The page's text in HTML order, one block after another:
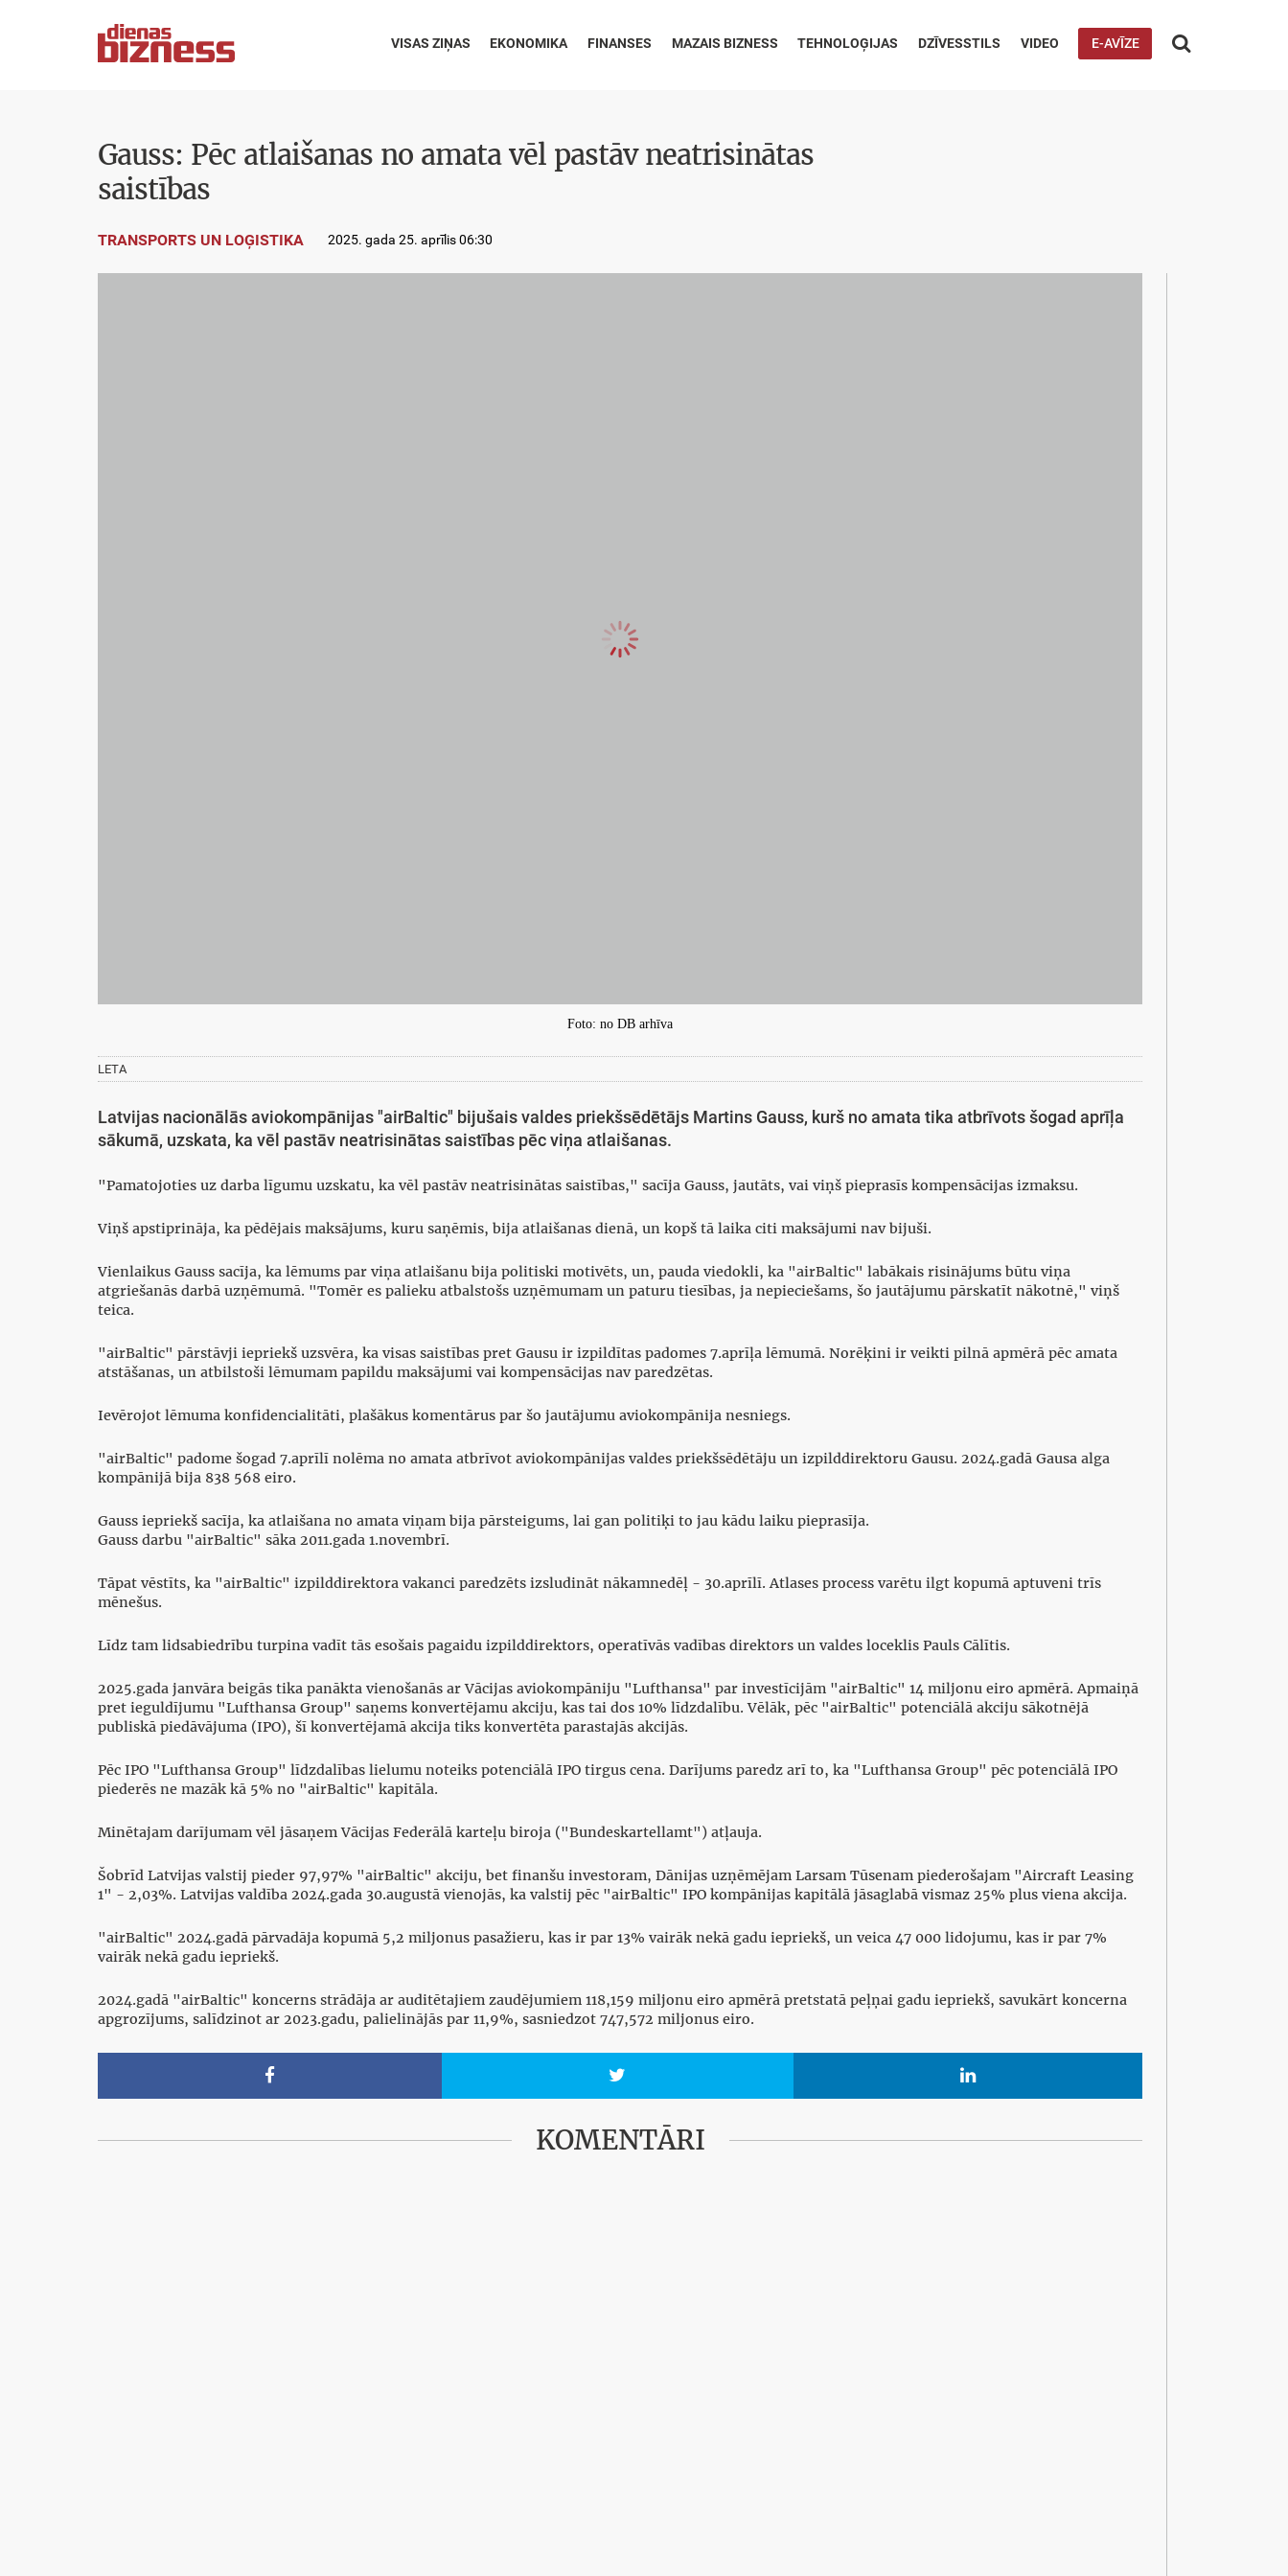
VISAS ZIŅAS EKONOMIKA FINANSES MAZAIS BIZNESS TEHNOLOĢIJAS DZĪVESSTILS VIDEO E-AVĪZE 
Gauss: Pēc atlaišanas no amata vēl pastāv neatrisinātas
saistības
TRANSPORTS UN LOĢISTIKA 2025. gada 25. aprīlis 06:30
Foto: no DB arhīva
LETA
Latvijas nacionālās aviokompānijas "airBaltic" bijušais valdes priekšsēdētājs Martins Gauss, kurš no amata tika atbrīvots šogad aprīļa
sākumā, uzskata, ka vēl pastāv neatrisinātas saistības pēc viņa atlaišanas.
"Pamatojoties uz darba līgumu uzskatu, ka vēl pastāv neatrisinātas saistības," sacīja Gauss, jautāts, vai viņš pieprasīs kompensācijas izmaksu.
Viņš apstiprināja, ka pēdējais maksājums, kuru saņēmis, bija atlaišanas dienā, un kopš tā laika citi maksājumi nav bijuši.
Vienlaikus Gauss sacīja, ka lēmums par viņa atlaišanu bija politiski motivēts, un, pauda viedokli, ka "airBaltic" labākais risinājums būtu viņa
atgriešanās darbā uzņēmumā. "Tomēr es palieku atbalstošs uzņēmumam un paturu tiesības, ja nepieciešams, šo jautājumu pārskatīt nākotnē," viņš
teica.
"airBaltic" pārstāvji iepriekš uzsvēra, ka visas saistības pret Gausu ir izpildītas padomes 7.aprīļa lēmumā. Norēķini ir veikti pilnā apmērā pēc amata
atstāšanas, un atbilstoši lēmumam papildu maksājumi vai kompensācijas nav paredzētas.
Ievērojot lēmuma konfidencialitāti, plašākus komentārus par šo jautājumu aviokompānija nesniegs.
"airBaltic" padome šogad 7.aprīlī nolēma no amata atbrīvot aviokompānijas valdes priekšsēdētāju un izpilddirektoru Gausu. 2024.gadā Gausa alga
kompānijā bija 838 568 eiro.
Gauss iepriekš sacīja, ka atlaišana no amata viņam bija pārsteigums, lai gan politiķi to jau kādu laiku pieprasīja.
Gauss darbu "airBaltic" sāka 2011.gada 1.novembrī.
Tāpat vēstīts, ka "airBaltic" izpilddirektora vakanci paredzēts izsludināt nākamnedēļ - 30.aprīlī. Atlases process varētu ilgt kopumā aptuveni trīs
mēnešus.
Līdz tam lidsabiedrību turpina vadīt tās esošais pagaidu izpilddirektors, operatīvās vadības direktors un valdes loceklis Pauls Cālītis.
2025.gada janvāra beigās tika panākta vienošanās ar Vācijas aviokompāniju "Lufthansa" par investīcijām "airBaltic" 14 miljonu eiro apmērā. Apmaiņā
pret ieguldījumu "Lufthansa Group" saņems konvertējamu akciju, kas tai dos 10% līdzdalību. Vēlāk, pēc "airBaltic" potenciālā akciju sākotnējā
publiskā piedāvājuma (IPO), šī konvertējamā akcija tiks konvertēta parastajās akcijās.
Pēc IPO "Lufthansa Group" līdzdalības lielumu noteiks potenciālā IPO tirgus cena. Darījums paredz arī to, ka "Lufthansa Group" pēc potenciālā IPO
piederēs ne mazāk kā 5% no "airBaltic" kapitāla.
Minētajam darījumam vēl jāsaņem Vācijas Federālā karteļu biroja ("Bundeskartellamt") atļauja.
Šobrīd Latvijas valstij pieder 97,97% "airBaltic" akciju, bet finanšu investoram, Dānijas uzņēmējam Larsam Tūsenam piederošajam "Aircraft Leasing
1" - 2,03%. Latvijas valdība 2024.gada 30.augustā vienojās, ka valstij pēc "airBaltic" IPO kompānijas kapitālā jāsaglabā vismaz 25% plus viena akcija.
"airBaltic" 2024.gadā pārvadāja kopumā 5,2 miljonus pasažieru, kas ir par 13% vairāk nekā gadu iepriekš, un veica 47 000 lidojumu, kas ir par 7%
vairāk nekā gadu iepriekš.
2024.gadā "airBaltic" koncerns strādāja ar auditētajiem zaudējumiem 118,159 miljonu eiro apmērā pretstatā peļņai gadu iepriekš, savukārt koncerna
apgrozījums, salīdzinot ar 2023.gadu, palielinājās par 11,9%, sasniedzot 747,572 miljonus eiro.
  
KOMENTĀRI